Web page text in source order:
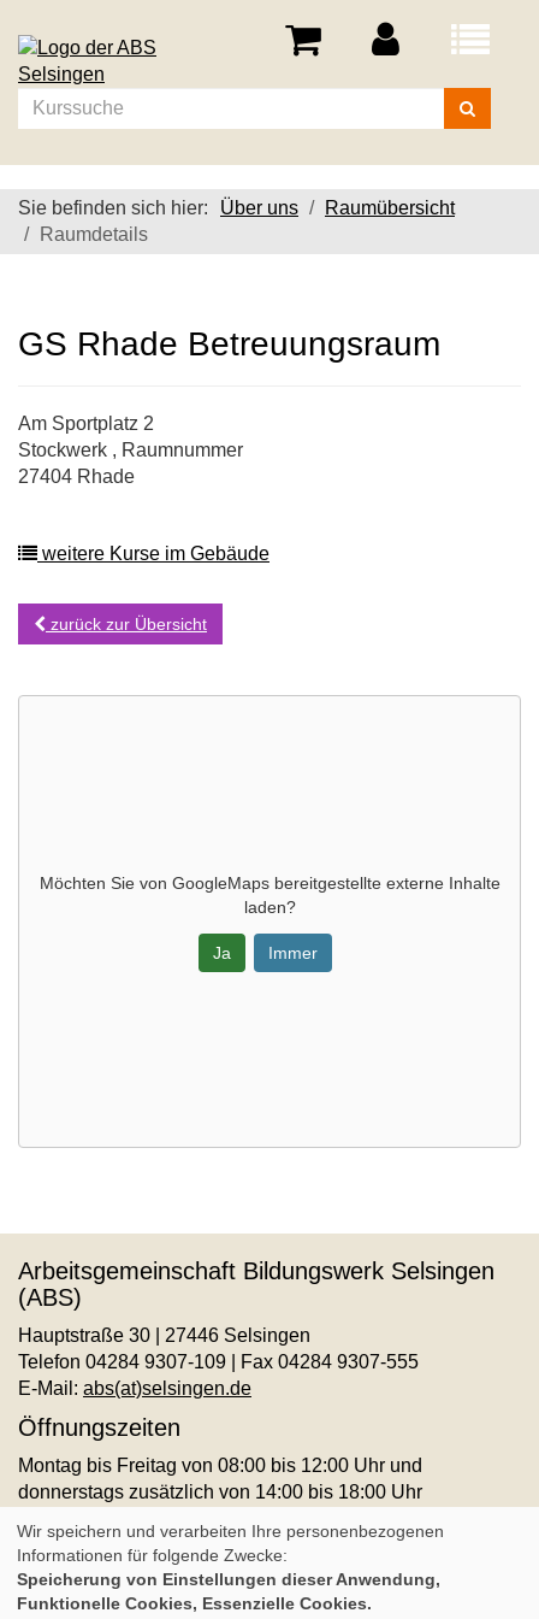
Menü
Kurse
suchen
Sie befinden sich hier: Über uns
Raumübersicht
Raumdetails
GS Rhade Betreuungsraum
Am Sportplatz 2
Stockwerk , Raumnummer
27404 Rhade
weitere Kurse im Gebäude
zurück zur Übersicht
Möchten Sie von GoogleMapsbereitgestellte externe Inhalte
laden?
Ja Immer
Arbeitsgemeinschaft Bildungswerk Selsingen
(ABS)
Hauptstraße 30 | 27446 Selsingen
Telefon 04284 9307-109 | Fax 04284 9307-555
E-Mail: abs(at)selsingen.de
Öffnungszeiten
Montag bis Freitag von 08:00 bis 12:00 Uhr und
donnerstags zusätzlich von 14:00 bis 18:00 Uhr
AGB
Impressum Datenschutz Widerruf
Cookie Einstellungen
Wir speichern und verarbeiten Ihre personenbezogenen
Informationen für folgende Zwecke:
Speicherung von Einstellungen dieser Anwendung,
Funktionelle Cookies, Essenzielle Cookies.